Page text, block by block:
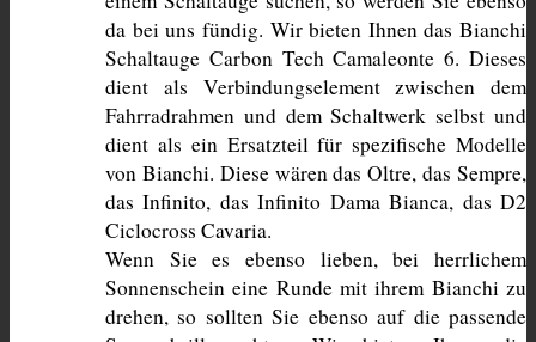
da bei uns fündig. Wir bieten Ihnen das Bianchi
Schaltauge Carbon Tech Camaleonte 6. Dieses
dient als Verbindungselement zwischen dem
Fahrradrahmen und dem Schaltwerk selbst und
dient als ein Ersatzteil für spezifische Modelle
von Bianchi. Diese wären das Oltre, das Sempre,
das Infinito, das Infinito Dama Bianca, das D2
Ciclocross Cavaria.
Wenn Sie es ebenso lieben, bei herrlichem
Sonnenschein eine Runde mit ihrem Bianchi zu
drehen, so sollten Sie ebenso auf die passende